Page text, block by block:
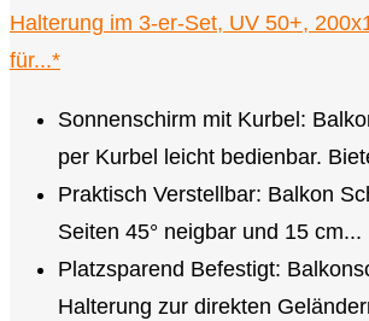
Halterung im 3-er-Set, UV 50+,
für...*
Sonnenschirm mit Kurbel:
per Kurbel leicht bedienbar.
Praktisch Verstellbar: Balkon
Seiten 45° neigbar und 15 cm...
Platzsparend Befestigt:
Halterung zur direkten